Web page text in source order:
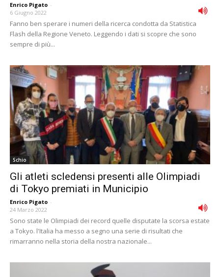
Enrico Pigato -
6 Giugno 2022
Fanno ben sperare i numeri della ricerca condotta da Statistica
Flash della Regione Veneto. Leggendo i dati si scopre che sono
sempre di più...
Schio
Gli atleti scledensi presenti alle Olimpiadi
di Tokyo premiati in Municipio
Enrico Pigato -
24 Marzo 2022
Sono state le Olimpiadi dei record quelle disputate la scorsa estate
a Tokyo. l'Italia ha messo a segno una serie di risultati che
rimarranno nella storia della nostra nazionale...